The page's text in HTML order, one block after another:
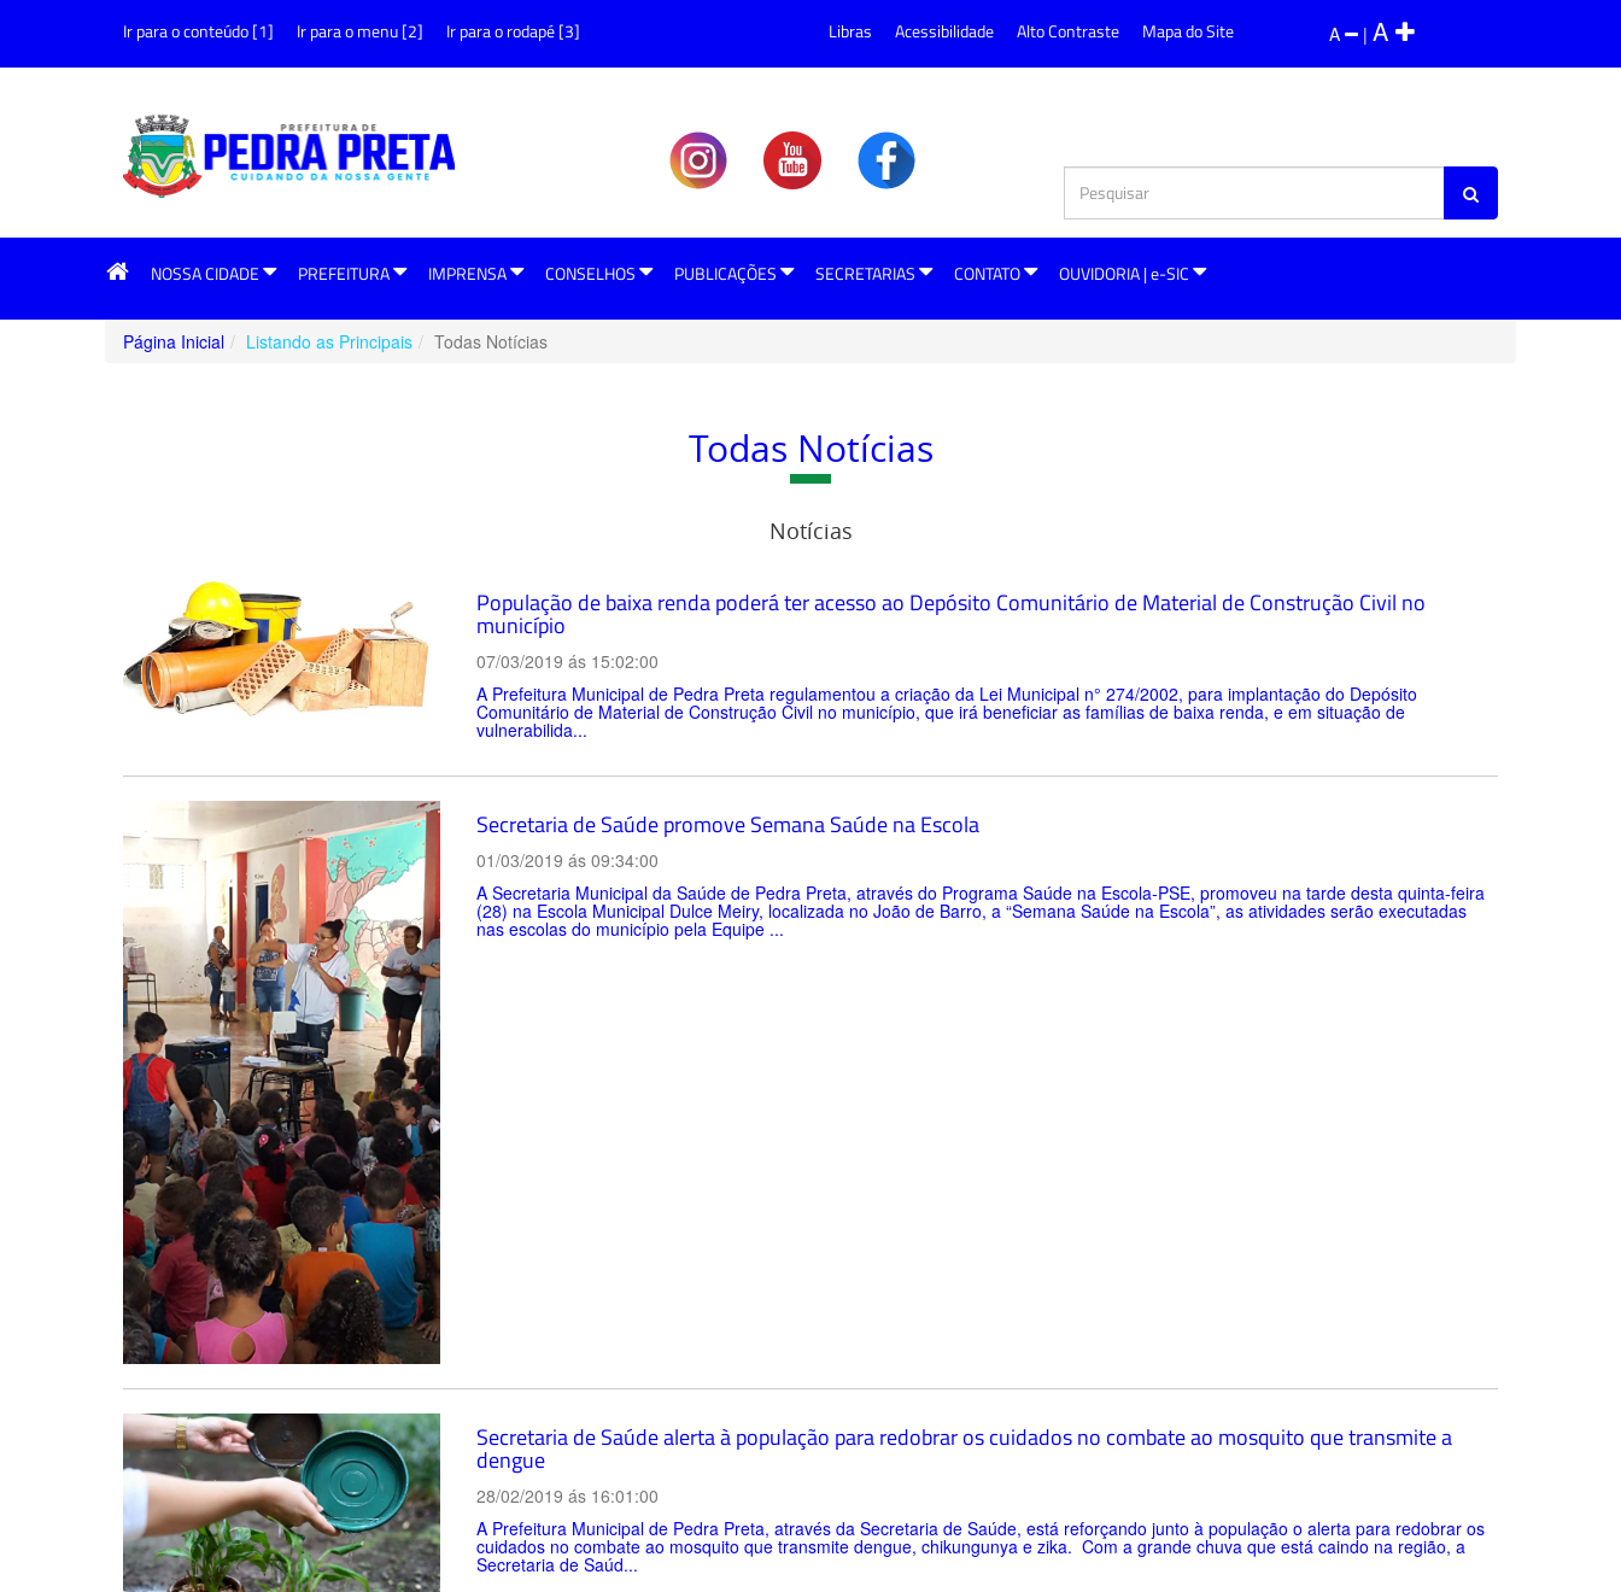
Ir para o conteúdo [1] Ir para o menu [2] Ir para o rodapé [3] A | A
Libras Acessibilidade Alto Contraste Mapa do Site
NOSSA CIDADE PREFEITURA IMPRENSA CONSELHOS PUBLICAÇÕES SECRETARIAS CONTATO OUVIDORIA | e-SIC
Página Inicial Listando as Principais Todas Notícias
Todas Notícias
Notícias
População de baixa renda poderá ter acesso ao Depósito Comunitário de Material de Construção Civil no
município
07/03/2019 ás 15:02:00
A Prefeitura Municipal de Pedra Preta regulamentou a criação da Lei Municipal n° 274/2002, para implantação do Depósito
Comunitário de Material de Construção Civil no município, que irá beneficiar as famílias de baixa renda, e em situação de
vulnerabilida...
Secretaria de Saúde promove Semana Saúde na Escola
01/03/2019 ás 09:34:00
A Secretaria Municipal da Saúde de Pedra Preta, através do Programa Saúde na Escola-PSE, promoveu na tarde desta quinta-feira
(28) na Escola Municipal Dulce Meiry, localizada no João de Barro, a “Semana Saúde na Escola”, as atividades serão executadas
nas escolas do município pela Equipe ...
Secretaria de Saúde alerta à população para redobrar os cuidados no combate ao mosquito que transmite a
dengue
28/02/2019 ás 16:01:00
A Prefeitura Municipal de Pedra Preta, através da Secretaria de Saúde, está reforçando junto à população o alerta para redobrar os
cuidados no combate ao mosquito que transmite dengue, chikungunya e zika. Com a grande chuva que está caindo na região, a
Secretaria de Saúd...